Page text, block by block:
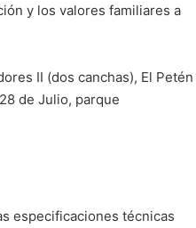
y los valores familiares a
II (dos canchas), El Petén
de Julio, parque
especificaciones técnicas